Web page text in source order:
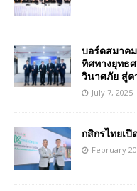
บอร์ดสมาค
ทิศทางยุทธ
วินาศภัย สู่ค
July 7, 2025
กสิกรไทยเปิ
February